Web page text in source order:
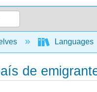
hierarchyLanguages
de